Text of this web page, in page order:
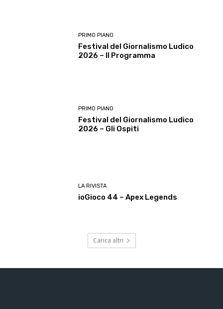
PRIMO PIANO
Festival del Giornalismo Ludico
2026 – Il Programma
PRIMO PIANO
Festival del Giornalismo Ludico
2026 – Gli Ospiti
LA RIVISTA
ioGioco 44 – Apex Legends
Carica altri